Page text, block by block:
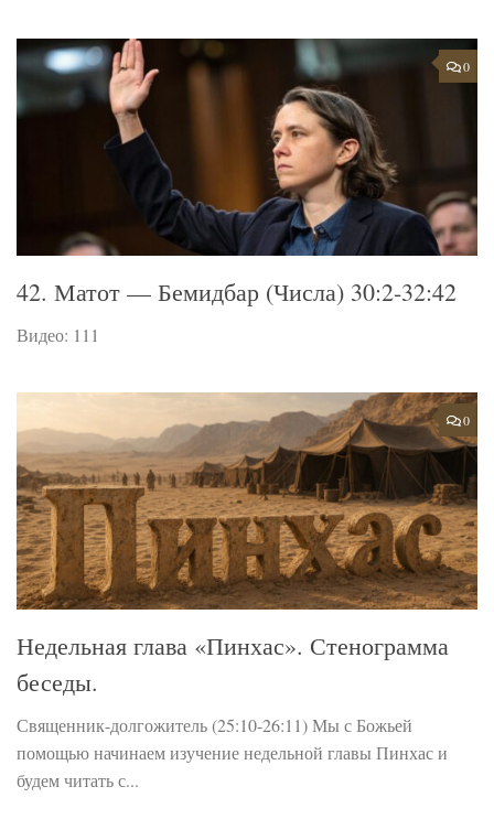
0
42. Матот — Бемидбар (Числа) 30:2-32:42
Видео: 111
0
Недельная глава «Пинхас». Стенограмма
беседы.
Священник-долгожитель (25:10-26:11) Мы с Божьей
помощью начинаем изучение недельной главы Пинхас и
будем читать с...